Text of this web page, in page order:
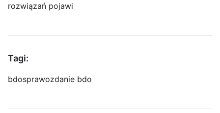
rozwiązań pojawi
Tagi:
bdosprawozdanie bdo